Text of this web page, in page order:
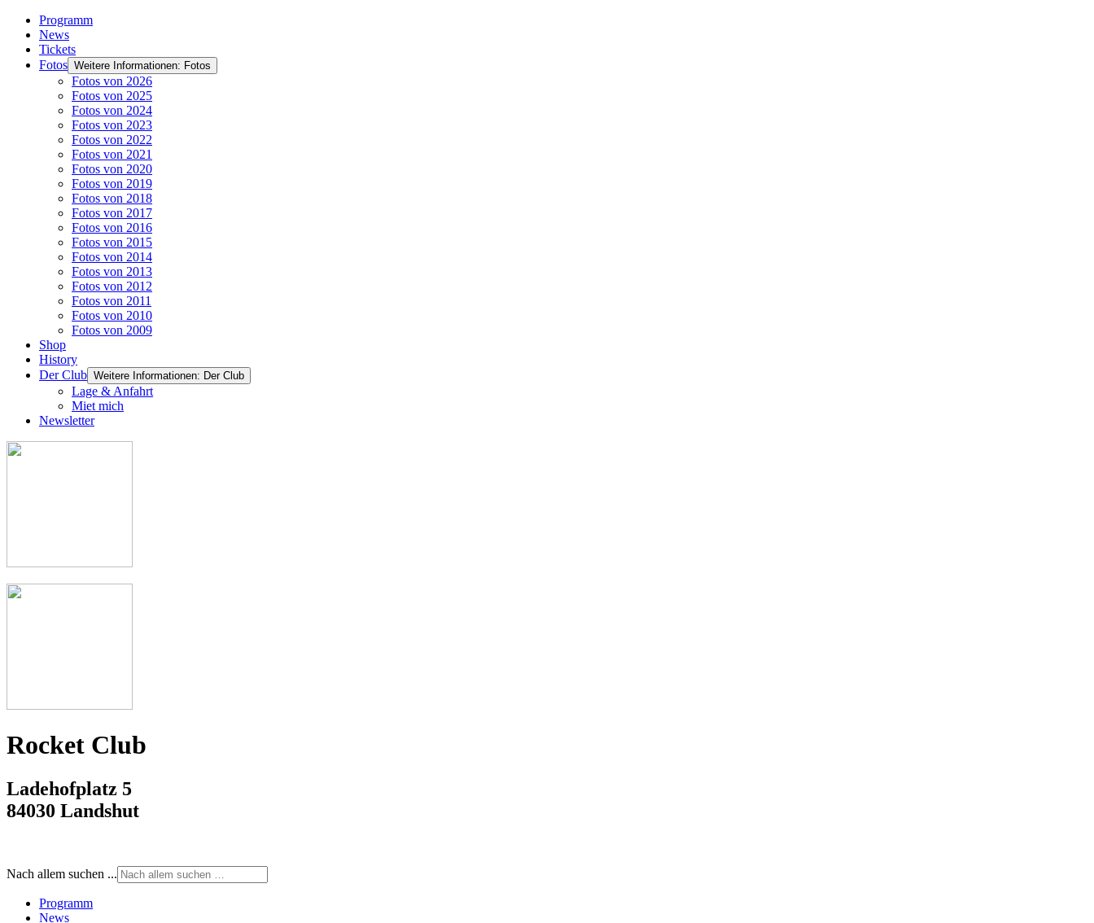
Programm
News
Tickets
Fotos Weitere Informationen: Fotos
Fotos von 2026
Fotos von 2025
Fotos von 2024
Fotos von 2023
Fotos von 2022
Fotos von 2021
Fotos von 2020
Fotos von 2019
Fotos von 2018
Fotos von 2017
Fotos von 2016
Fotos von 2015
Fotos von 2014
Fotos von 2013
Fotos von 2012
Fotos von 2011
Fotos von 2010
Fotos von 2009
Shop
History
Der Club Weitere Informationen: Der Club
Lage & Anfahrt
Miet mich
Newsletter
Rocket Club
Ladehofplatz 5
84030 Landshut
Nach allem suchen ...
Programm
News